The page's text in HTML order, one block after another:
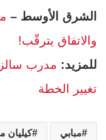
الشرق الأوسط –
والاتفاق يترقّب!
للمزيد: مدرب
تغيير الخطة
مبابي كيليان